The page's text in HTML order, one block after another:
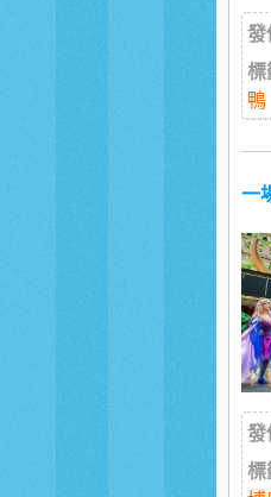
發
標
鴨
一
發
標